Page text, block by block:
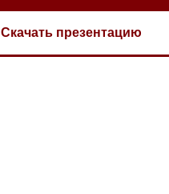
Скачать презентацию